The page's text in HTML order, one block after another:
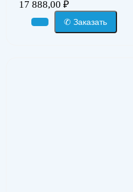
17 888,00 ₽
✆ Заказать